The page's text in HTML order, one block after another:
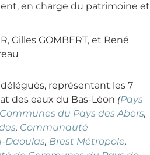
en charge du patrimoine et
Gilles GOMBERT, et René
représentant les 7
des eaux du Bas-Léon (Pays
du Pays des Abers,
, Communauté
Daoulas, Brest Métropole,